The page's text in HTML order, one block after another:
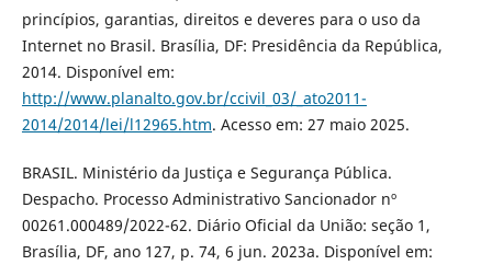
princípios, garantias, direitos e deveres para o uso da
Internet no Brasil. Brasília, DF: Presidência da República,
2014. Disponível em:
http://www.planalto.gov.br/ccivil_03/_ato2011-
2014/2014/lei/l12965.htm. Acesso em: 27 maio 2025.
BRASIL. Ministério da Justiça e Segurança Pública.
Despacho. Processo Administrativo Sancionador nº
00261.000489/2022-62. Diário Oficial da União: seção 1,
Brasília, DF, ano 127, p. 74, 6 jun. 2023a. Disponível em: